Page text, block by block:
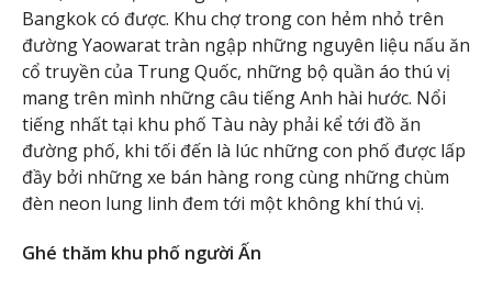
Bangkok có được. Khu chợ trong con hẻm nhỏ trên
đường Yaowarat tràn ngập những nguyên liệu nấu ăn
cổ truyền của Trung Quốc, những bộ quần áo thú vị
mang trên mình những câu tiếng Anh hài hước. Nổi
tiếng nhất tại khu phố Tàu này phải kể tới đồ ăn
đường phố, khi tối đến là lúc những con phố được lấp
đầy bởi những xe bán hàng rong cùng những chùm
đèn neon lung linh đem tới một không khí thú vị.
Ghé thăm khu phố người Ấn